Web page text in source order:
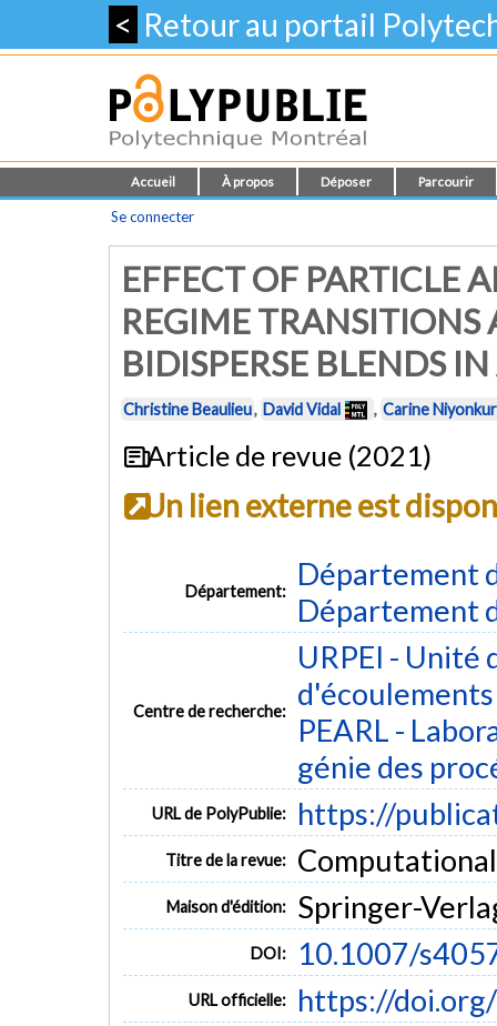
< Retour au portail
Accueil À propos Déposer Parcourir
Se connecter
EFFECT OF PARTICLE
REGIME TRANSITIONS
BIDISPERSE BLENDS
Christine Beaulieu, David Vidal , Carine
Article de revue (2021)
Un lien externe est
Département:
Département
Département
Centre de recherche:
URPEI - Unité
PEARL -
génie des
URL de PolyPublie: https://
Titre de la revue:
Maison d'édition: Springer-
DOI: 10.1007/
URL officielle: https://